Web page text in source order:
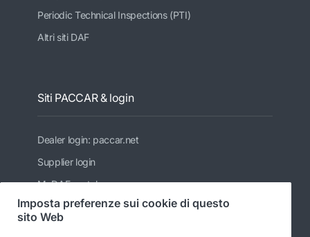
Periodic Technical Inspections (PTI)
Altri siti DAF
Siti PACCAR & login
Dealer login: paccar.net
Supplier login
MyDAF portal
PACCAR
Imposta preferenze sui cookie di questo
sito Web